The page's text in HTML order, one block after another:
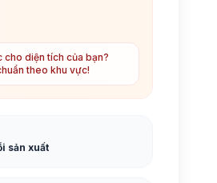
cho diện tích của bạn?
theo khu vực!
sản xuất